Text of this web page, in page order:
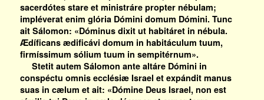
sacerdótes stare et ministráre propter nébulam;
impléverat enim glória Dómini domum Dómini. Tunc
ait Sálomon: «Dóminus dixit ut habitáret in nébula.
Ædíficans ædificávi domum in habitáculum tuum,
firmíssimum sólium tuum in sempitérnum».
Stetit autem Sálomon ante altáre Dómini in
conspéctu omnis ecclésiæ Israel et expándit manus
suas in cælum et ait: «Dómine Deus Israel, non est